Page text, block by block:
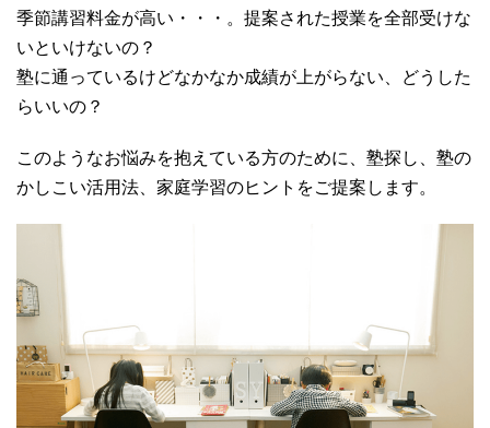
季節講習料金が高い・・・。提案された授業を全部受けな
いといけないの？
塾に通っているけどなかなか成績が上がらない、どうした
らいいの？
このようなお悩みを抱えている方のために、塾探し、塾の
かしこい活用法、家庭学習のヒントをご提案します。